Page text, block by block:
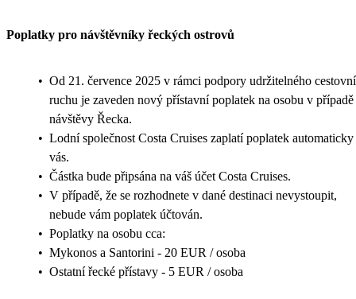
Poplatky pro návštěvníky řeckých ostrovů
• Od 21. července 2025 v rámci podpory udržitelného
ruchu je zaveden nový přístavní poplatek na osobu v případě
návštěvy Řecka.
• Lodní společnost Costa Cruises zaplatí poplatek automaticky
vás.
• Částka bude připsána na váš účet Costa Cruises.
• V případě, že se rozhodnete v dané destinaci nevystoupit,
nebude vám poplatek účtován.
• Poplatky na osobu cca:
• Mykonos a Santorini - 20 EUR / osoba
• Ostatní řecké přístavy - 5 EUR / osoba